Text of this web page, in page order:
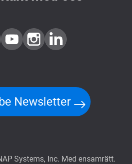
Newsletter
Systems, Inc. Med ensamrätt.